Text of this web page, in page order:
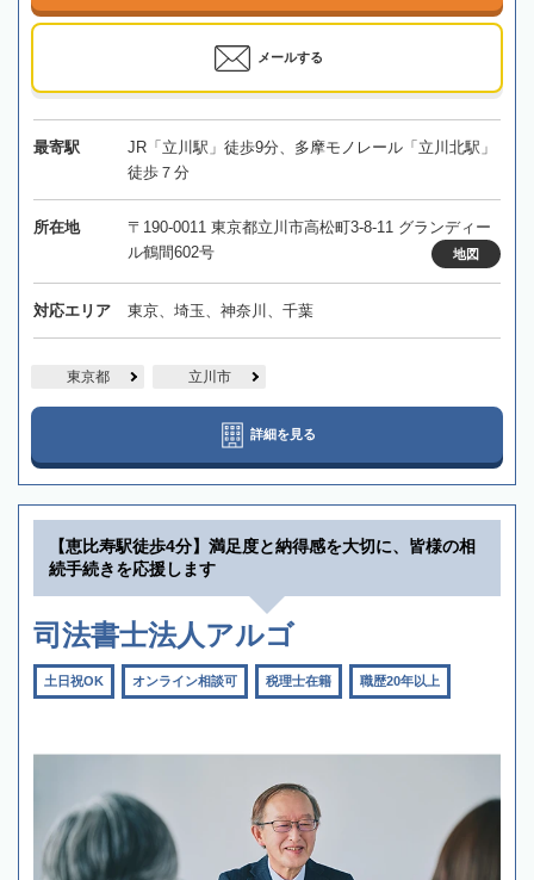
メールする
最寄駅
JR「立川駅」徒歩9分、多摩モノレール「立川北駅」
徒歩７分
所在地
〒190-0011 東京都立川市高松町3-8-11 グランディー
ル鶴間602号
地図
対応エリア 東京、埼玉、神奈川、千葉
東京都 立川市
詳細を見る
【恵比寿駅徒歩4分】満足度と納得感を大切に、皆様の相
続手続きを応援します
司法書士法人アルゴ
土日祝OK オンライン相談可 税理士在籍 職歴20年以上